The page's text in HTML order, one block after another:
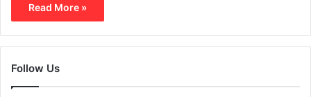
Read More »
Follow Us